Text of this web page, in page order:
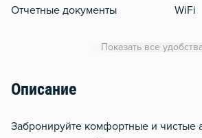
Отчетные документы WiFi
Показать все
Описание
Забронируйте комфортные и чистые